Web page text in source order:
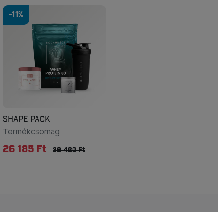
-11%
SHAPE PACK
Termékcsomag
26 185 Ft 29 460 Ft